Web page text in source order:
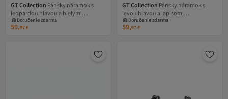
GT Collection Pánsky náramok s
leopardou hlavou a bielymi
energetickými kameňmi howlit,
univerzálna veľkosť a nastaviteľný
Doručenie zdarma
59,97€
GT Collection Pánsky náramok s
levou hlavou a lapisom,
energetickými kameňmi labradoritu,
univerzálny a nastaviteľný
Doručenie zdarma
59,97€